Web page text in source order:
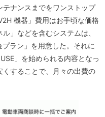
ナンスまでをワンストップ
機器」費用はお手頃な価格
」などを含むシステムは、
ラン」を用意した。それに
」を始められる内容となっ
することで、月々の出費の